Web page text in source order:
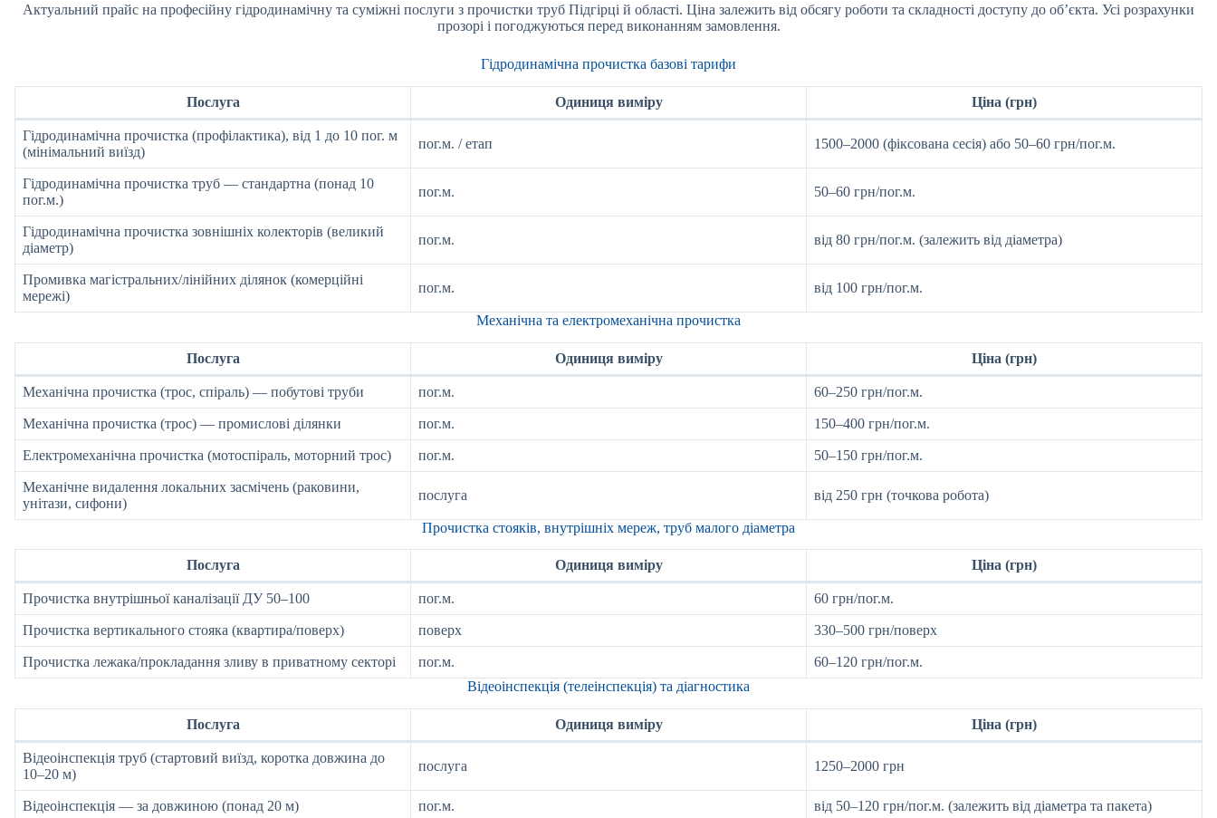
Актуальний прайс на професійну гідродинамічну та суміжні послуги з прочистки труб Підгірці й області. Ціна залежить від обсягу роботи та складності доступу до об’єкта. Усі розрахунки
прозорі і погоджуються перед виконанням замовлення.
Гідродинамічна прочистка базові тарифи
Послуга Одиниця виміру Ціна (грн)
Гідродинамічна прочистка (профілактика), від 1 до 10 пог. м
(мінімальний виїзд)
пог.м. / етап 1500–2000 (фіксована сесія) або 50–60 грн/пог.м.
Гідродинамічна прочистка труб — стандартна (понад 10
пог.м.)
пог.м. 50–60 грн/пог.м.
Гідродинамічна прочистка зовнішніх колекторів (великий
діаметр)
пог.м. від 80 грн/пог.м. (залежить від діаметра)
Промивка магістральних/лінійних ділянок (комерційні
мережі)
пог.м. від 100 грн/пог.м.
Механічна та електромеханічна прочистка
Послуга Одиниця виміру Ціна (грн)
Механічна прочистка (трос, спіраль) — побутові труби пог.м. 60–250 грн/пог.м.
Механічна прочистка (трос) — промислові ділянки пог.м. 150–400 грн/пог.м.
Електромеханічна прочистка (мотоспіраль, моторний трос) пог.м. 50–150 грн/пог.м.
Механічне видалення локальних засмічень (раковини,
унітази, сифони)
послуга від 250 грн (точкова робота)
Прочистка стояків, внутрішніх мереж, труб малого діаметра
Послуга Одиниця виміру Ціна (грн)
Прочистка внутрішньої каналізації ДУ 50–100 пог.м. 60 грн/пог.м.
Прочистка вертикального стояка (квартира/поверх) поверх 330–500 грн/поверх
Прочистка лежака/прокладання зливу в приватному секторі пог.м.
60–120 грн/пог.м.
Відеоінспекція (телеінспекція) та діагностика
Послуга Одиниця виміру Ціна (грн)
Відеоінспекція труб (стартовий виїзд, коротка довжина до
10–20 м)
послуга 1250–2000 грн
Відеоінспекція — за довжиною (понад 20 м) пог.м. від 50–120 грн/пог.м. (залежить від діаметра та пакета)